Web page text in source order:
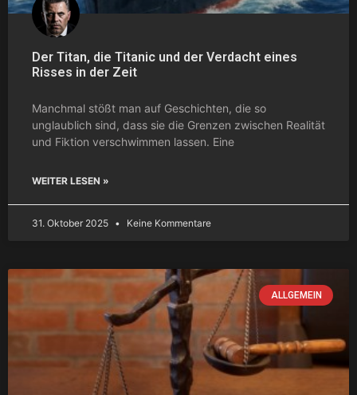
Der Titan, die Titanic und der Verdacht eines
Risses in der Zeit
Manchmal stößt man auf Geschichten, die so
unglaublich sind, dass sie die Grenzen zwischen Realität
und Fiktion verschwimmen lassen. Eine
WEITER LESEN »
31. Oktober 2025 Keine Kommentare
ALLGEMEIN